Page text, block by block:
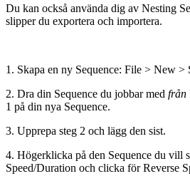
Du kan också använda dig av Nesting
slipper du exportera och importera.
1. Skapa en ny Sequence: File > New >
2. Dra din Sequence du jobbar med från
1 på din nya Sequence.
3. Upprepa steg 2 och lägg den sist.
4. Högerklicka på den Sequence du vill
Speed/Duration och clicka för Reverse